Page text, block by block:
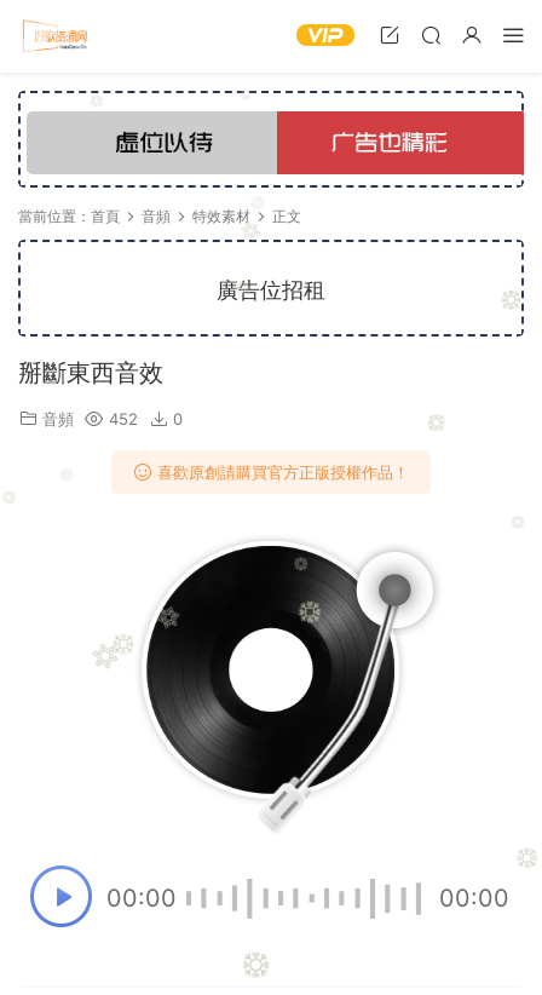
當前位置： 首頁 音頻 特效素材 正文
廣告位招租
掰斷東西音效
音頻 452 0
喜歡原創請購買官方正版授權作品！
00:00 00:00